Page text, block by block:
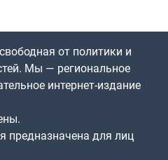
от политики и
Мы — региональное
интернет-издание
предназначена для лиц